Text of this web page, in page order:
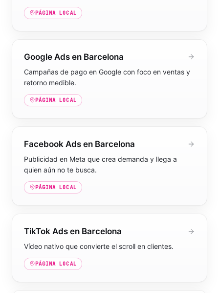
PÁGINA LOCAL
Google Ads en Barcelona
Campañas de pago en Google con foco en ventas y
retorno medible.
PÁGINA LOCAL
Facebook Ads en Barcelona
Publicidad en Meta que crea demanda y llega a
quien aún no te busca.
PÁGINA LOCAL
TikTok Ads en Barcelona
Vídeo nativo que convierte el scroll en clientes.
PÁGINA LOCAL